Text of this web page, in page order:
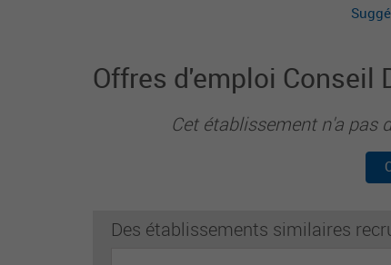
Offres d'emploi Conseil
Cet établissement n'a pas
Des établissements similaires